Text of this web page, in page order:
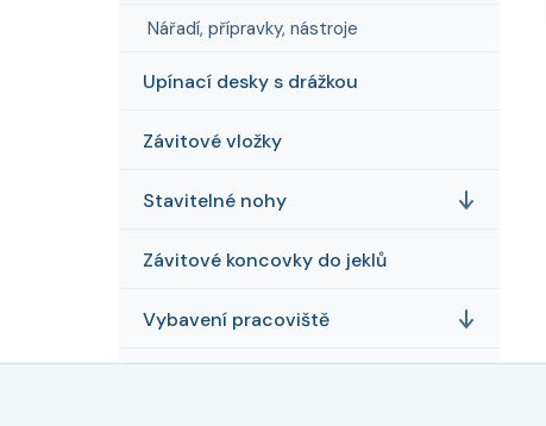
Nářadí, přípravky, nástroje
Upínací desky s drážkou
Závitové vložky
Stavitelné nohy
Závitové koncovky do jeklů
Vybavení pracoviště